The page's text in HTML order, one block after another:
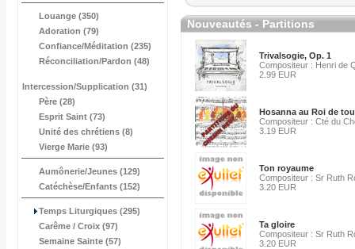
Louange (350)
Adoration (79)
Confiance/Méditation (235)
Réconciliation/Pardon (48)
Intercession/Supplication (31)
Père (28)
Esprit Saint (73)
Unité des chrétiens (8)
Vierge Marie (93)
Aumônerie/Jeunes (129)
Catéchèse/Enfants (152)
Temps Liturgiques (295)
Carême / Croix (97)
Semaine Sainte (57)
Nouveautés - Partitions
Trivalsogie, Op. 1
Compositeur : Henri de
2.99 EUR
Hosanna au Roi de
Compositeur : Cté du
3.19 EUR
Ton royaume
Compositeur : Sr Ruth
3.20 EUR
Ta gloire
Compositeur : Sr Ruth
3.20 EUR